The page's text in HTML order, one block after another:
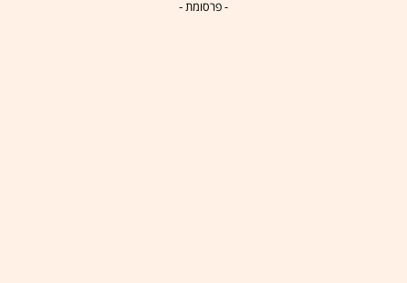
- פרסומת -